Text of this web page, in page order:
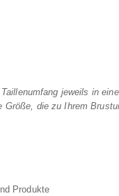
jeweils in
Größe, die zu Ihrem
Produkte